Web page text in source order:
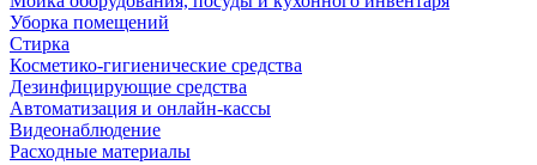
Уборка помещений
Стирка
Косметико-гигиенические средства
Дезинфицирующие средства
Автоматизация и онлайн-кассы
Видеонаблюдение
Расходные материалы